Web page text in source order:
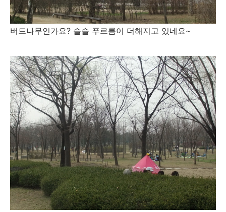
버드나무인가요? 슬슬 푸르름이 더해지고 있네요~